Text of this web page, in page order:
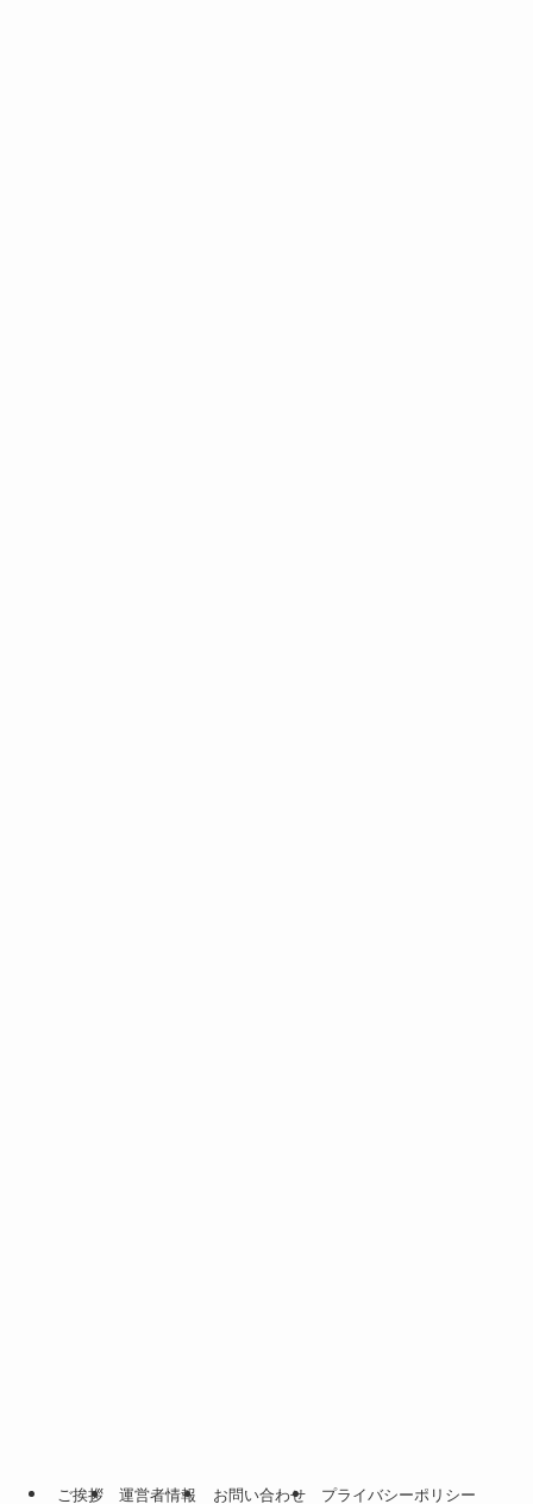
ご挨拶 運営者情報 お問い合わせ プライバシーポリシー